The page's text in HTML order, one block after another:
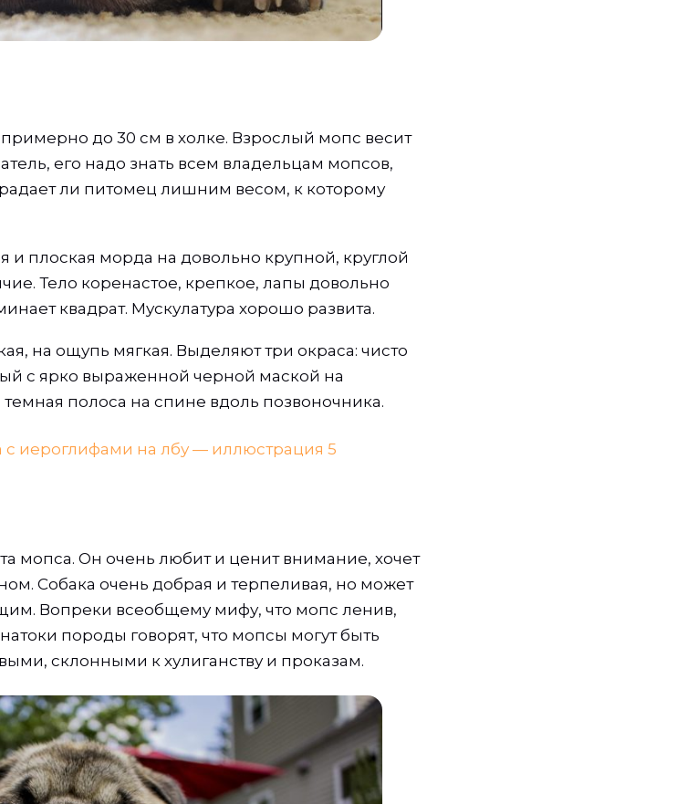
до 30 см в холке. Взрослый мопс весит
его надо знать всем владельцам мопсов,
ли питомец лишним весом, к которому
и плоская морда на довольно крупной, круглой
Тело коренастое, крепкое, лапы довольно
квадрат. Мускулатура хорошо развита.
на ощупь мягкая. Выделяют три окраса: чисто
с ярко выраженной черной маской на
полоса на спине вдоль позвоночника.
мопса. Он очень любит и ценит внимание, хочет
Собака очень добрая и терпеливая, но может
Вопреки всеобщему мифу, что мопс ленив,
породы говорят, что мопсы могут быть
склонными к хулиганству и проказам.